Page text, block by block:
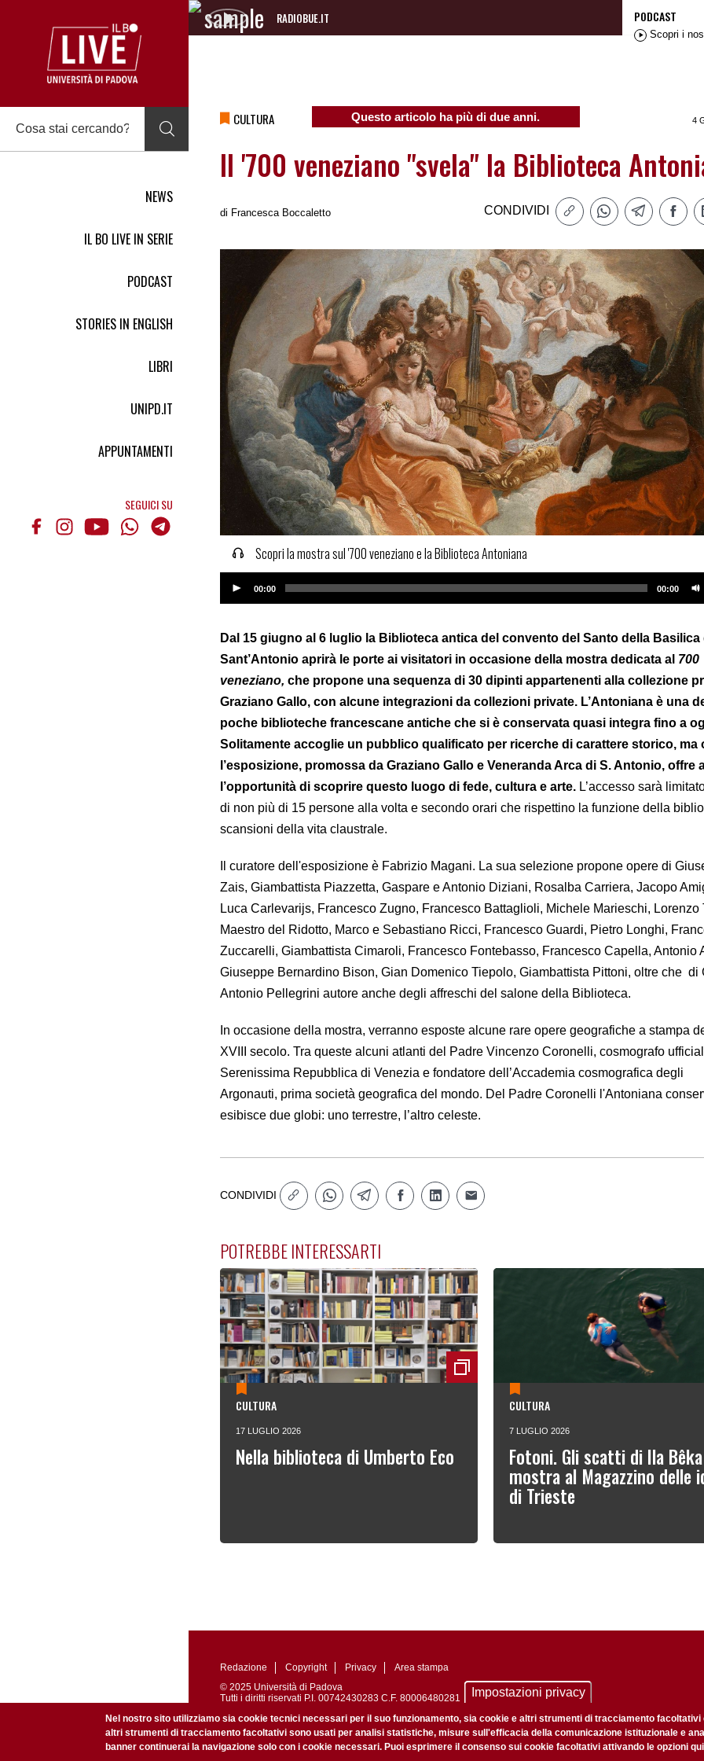
NEWS
IL BO LIVE IN SERIE
PODCAST
STORIES IN ENGLISH
LIBRI
UNIPD.IT
APPUNTAMENTI
SEGUICI SU
RADIOBUE.IT
Audio
PODCAST
Scopri i
CULTURA Questo articolo ha più di due anni. 4
Il '700 veneziano "svela" la Biblioteca
di Francesca Boccaletto CONDIVIDI
Scopri la mostra sul '700 veneziano e la Biblioteca Antoniana
Player00:00 00:00
Dal 15 giugno al 6 luglio la Biblioteca antica del convento del Santo della Basilica
Sant’Antonio aprirà le porte ai visitatori in occasione della mostra dedicata al 700
veneziano, che propone una sequenza di 30 dipinti appartenenti alla collezione
Graziano Gallo, con alcune integrazioni da collezioni private. L’Antoniana è una
poche biblioteche francescane antiche che si è conservata quasi integra fino a
Solitamente accoglie un pubblico qualificato per ricerche di carattere storico, ma
l’esposizione, promossa da Graziano Gallo e Veneranda Arca di S. Antonio, offre
l’opportunità di scoprire questo luogo di fede, cultura e arte. L’accesso sarà
di non più di 15 persone alla volta e secondo orari che rispettino la funzione della
scansioni della vita claustrale.
Il curatore dell'esposizione è Fabrizio Magani. La sua selezione propone opere di
Zais, Giambattista Piazzetta, Gaspare e Antonio Diziani, Rosalba Carriera, Jacopo
Luca Carlevarijs, Francesco Zugno, Francesco Battaglioli, Michele Marieschi, Lorenzo
Maestro del Ridotto, Marco e Sebastiano Ricci, Francesco Guardi, Pietro Longhi,
Zuccarelli, Giambattista Cimaroli, Francesco Fontebasso, Francesco Capella, Antonio
Giuseppe Bernardino Bison, Gian Domenico Tiepolo, Giambattista Pittoni, oltre che di
Antonio Pellegrini autore anche degli affreschi del salone della Biblioteca.
In occasione della mostra, verranno esposte alcune rare opere geografiche a stampa
XVIII secolo. Tra queste alcuni atlanti del Padre Vincenzo Coronelli, cosmografo
Serenissima Repubblica di Venezia e fondatore dell’Accademia cosmografica degli
Argonauti, prima società geografica del mondo. Del Padre Coronelli l'Antoniana
esibisce due globi: uno terrestre, l’altro celeste.
CONDIVIDI
POTREBBE INTERESSARTI
CULTURA
17 LUGLIO 2026
Nella biblioteca di Umberto Eco
CULTURA
7 LUGLIO 2026
Fotoni. Gli scatti di Ila
mostra al Magazzino delle
di Trieste
Redazione Copyright Privacy
Area stampa
© 2025 Università di Padova
Tutti i diritti riservati P.I. 00742430283 C.F. 80006480281
Impostazioni privacy
Nel nostro sito utilizziamo sia cookie tecnici necessari per il suo funzionamento, sia cookie e altri strumenti di tracciamento
altri strumenti di tracciamento facoltativi sono usati per analisi statistiche, misure sull'efficacia della comunicazione istituzionale e
banner continuerai la navigazione solo con i cookie necessari. Puoi esprimere il consenso sui cookie facoltativi attivando le opzioni